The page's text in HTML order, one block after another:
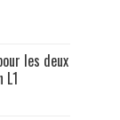
les deux